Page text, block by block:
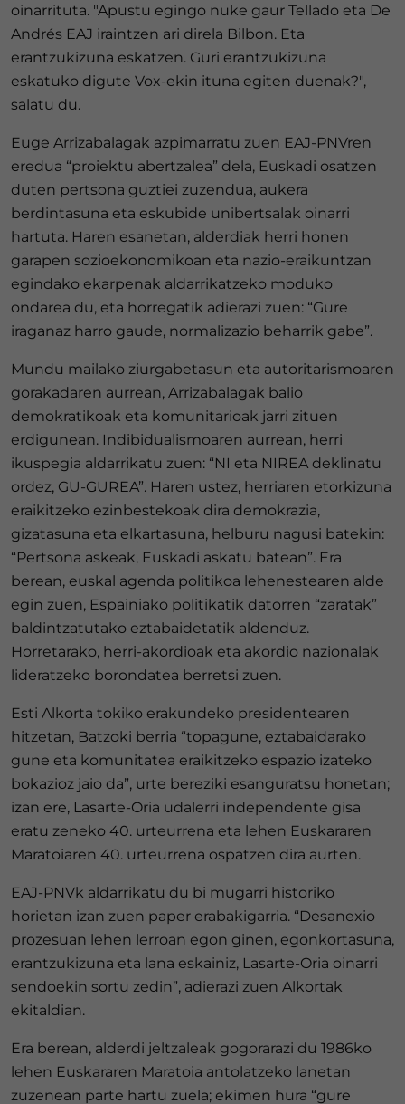
oinarrituta. "Apustu egingo nuke gaur Tellado eta De
Andrés EAJ iraintzen ari direla Bilbon. Eta
erantzukizuna eskatzen. Guri erantzukizuna
eskatuko digute Vox-ekin ituna egiten duenak?",
salatu du.
Euge Arrizabalagak azpimarratu zuen EAJ-PNVren
eredua “proiektu abertzalea” dela, Euskadi osatzen
duten pertsona guztiei zuzendua, aukera
berdintasuna eta eskubide unibertsalak oinarri
hartuta. Haren esanetan, alderdiak herri honen
garapen sozioekonomikoan eta nazio-eraikuntzan
egindako ekarpenak aldarrikatzeko moduko
ondarea du, eta horregatik adierazi zuen: “Gure
iraganaz harro gaude, normalizazio beharrik gabe”.
Mundu mailako ziurgabetasun eta autoritarismoaren
gorakadaren aurrean, Arrizabalagak balio
demokratikoak eta komunitarioak jarri zituen
erdigunean. Indibidualismoaren aurrean, herri
ikuspegia aldarrikatu zuen: “NI eta NIREA deklinatu
ordez, GU-GUREA”. Haren ustez, herriaren etorkizuna
eraikitzeko ezinbestekoak dira demokrazia,
gizatasuna eta elkartasuna, helburu nagusi batekin:
“Pertsona askeak, Euskadi askatu batean”. Era
berean, euskal agenda politikoa lehenestearen alde
egin zuen, Espainiako politikatik datorren “zaratak”
baldintzatutako eztabaidetatik aldenduz.
Horretarako, herri-akordioak eta akordio nazionalak
lideratzeko borondatea berretsi zuen.
Esti Alkorta tokiko erakundeko presidentearen
hitzetan, Batzoki berria “topagune, eztabaidarako
gune eta komunitatea eraikitzeko espazio izateko
bokazioz jaio da”, urte bereziki esanguratsu honetan;
izan ere, Lasarte-Oria udalerri independente gisa
eratu zeneko 40. urteurrena eta lehen Euskararen
Maratoiaren 40. urteurrena ospatzen dira aurten.
EAJ-PNVk aldarrikatu du bi mugarri historiko
horietan izan zuen paper erabakigarria. “Desanexio
prozesuan lehen lerroan egon ginen, egonkortasuna,
erantzukizuna eta lana eskainiz, Lasarte-Oria oinarri
sendoekin sortu zedin”, adierazi zuen Alkortak
ekitaldian.
Era berean, alderdi jeltzaleak gogorarazi du 1986ko
lehen Euskararen Maratoia antolatzeko lanetan
zuzenean parte hartu zuela; ekimen hura “gure